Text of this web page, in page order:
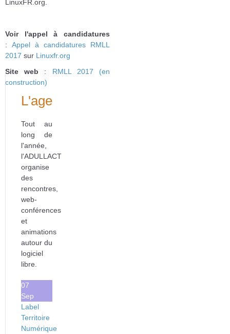
LinuxFR.org.
Voir l'appel à candidatures
: Appel à candidatures RMLL
2017 sur Linuxfr.org
Site web : RMLL 2017 (en
construction)
L'agenda
Tout au
long de
l'année,
l'ADULLACT
organise
des
rencontres,
web-
conférences
et
animations
autour du
logiciel
libre.
07
Sep
Label
Territoire
Numérique